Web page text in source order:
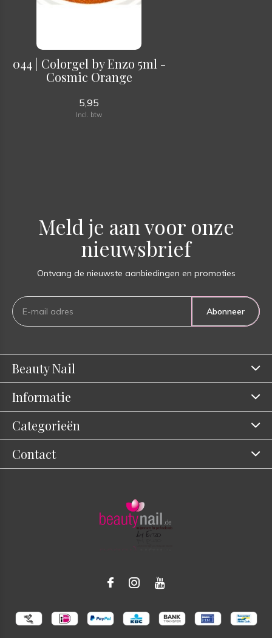
044 | Colorgel by Enzo 5ml -
Cosmic Orange
5,95
Incl. btw
Meld je aan voor onze
nieuwsbrief
Ontvang de nieuwste aanbiedingen en promoties
Abonneer
Beauty Nail
Informatie
Categorieën
Contact